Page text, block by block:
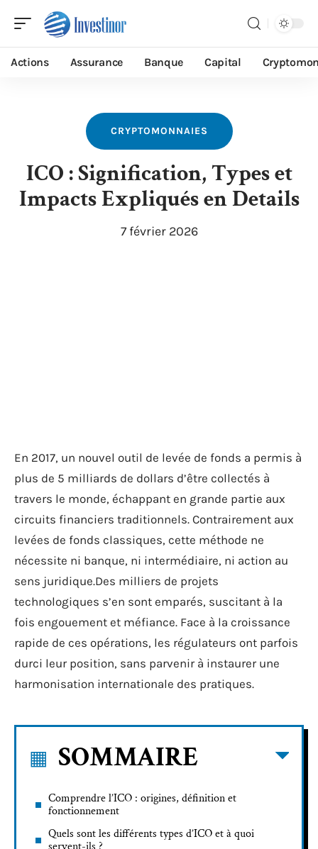
Actions Assurance Banque Capital
CRYPTOMONNAIES
ICO : Signification, Types et
Impacts Expliqués en Details
7 février 2026
En 2017, un nouvel outil de levée de fonds a permis à
plus de 5 milliards de dollars d’être collectés à
travers le monde, échappant en grande partie aux
circuits financiers traditionnels. Contrairement aux
levées de fonds classiques, cette méthode ne
nécessite ni banque, ni intermédiaire, ni action au
sens juridique.Des milliers de projets
technologiques s’en sont emparés, suscitant à la
fois engouement et méfiance. Face à la croissance
rapide de ces opérations, les régulateurs ont parfois
durci leur position, sans parvenir à instaurer une
harmonisation internationale des pratiques.
SOMMAIRE
Comprendre l’ICO : origines, définition et
fonctionnement
Quels sont les différents types d’ICO et à quoi